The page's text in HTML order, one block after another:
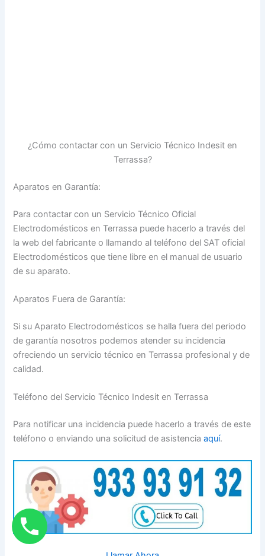
¿Cómo contactar con un Servicio Técnico Indesit en
Terrassa?
Aparatos en Garantía:
Para contactar con un Servicio Técnico Oficial
Electrodomésticos en Terrassa puede hacerlo a través del
la web del fabricante o llamando al teléfono del SAT oficial
Electrodomésticos que tiene libre en el manual de usuario
de su aparato.
Aparatos Fuera de Garantía:
Si su Aparato Electrodomésticos se halla fuera del periodo
de garantía nosotros podemos atender su incidencia
ofreciendo un servicio técnico en Terrassa profesional y de
calidad.
Teléfono del Servicio Técnico Indesit en Terrassa
Para notificar una incidencia puede hacerlo a través de este
teléfono o enviando una solicitud de asistenciaaquí.